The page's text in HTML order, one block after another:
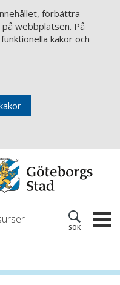
förbättra
webbplatsen. På
kakor och
SÖK